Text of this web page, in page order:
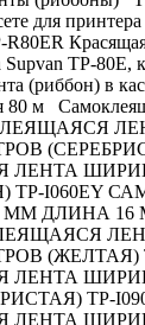
для
R80ER
Supvan TP-80E,
(риббон) в
80 м
ЛЕНТА
TP-I060EY
ДЛИНА 16
(ЖЕЛТАЯ)
ЛЕНТА
TP-
ЛЕНТА